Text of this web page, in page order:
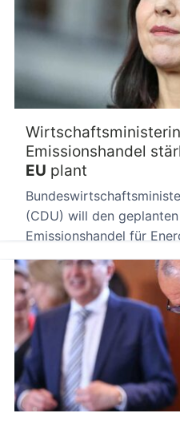
Emissionshandel
EU plant
(CDU) will den
Emissionshandel für
deutlich länger CO2-